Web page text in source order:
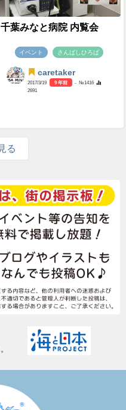
千葉みなと病院 内覧会
イベント さんばしひろば
caretaker
2017/3/19 9 年前
- №1416
2691
る